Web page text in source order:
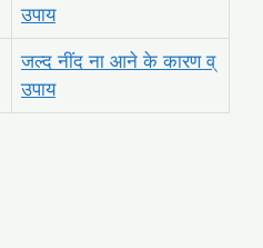
उपाय
जल्द नींद ना आने के कारण व्
उपाय